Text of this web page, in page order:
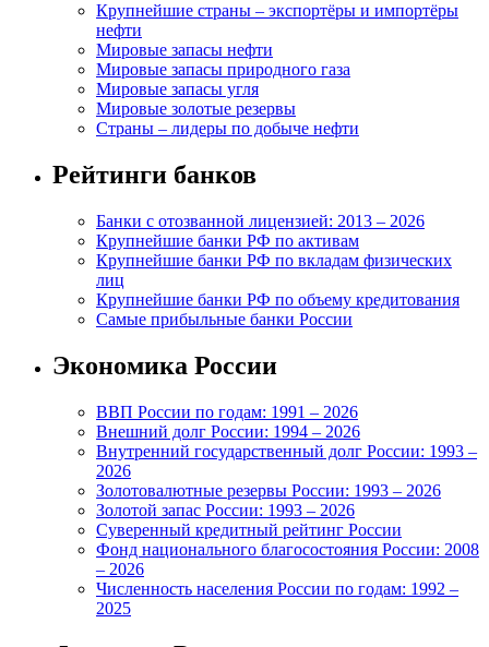
Крупнейшие страны – экспортёры и импортёры
нефти
Мировые запасы нефти
Мировые запасы природного газа
Мировые запасы угля
Мировые золотые резервы
Страны – лидеры по добыче нефти
Рейтинги банков
Банки с отозванной лицензией: 2013 – 2026
Крупнейшие банки РФ по активам
Крупнейшие банки РФ по вкладам физических
лиц
Крупнейшие банки РФ по объему кредитования
Самые прибыльные банки России
Экономика России
ВВП России по годам: 1991 – 2026
Внешний долг России: 1994 – 2026
Внутренний государственный долг России: 1993 –
2026
Золотовалютные резервы России: 1993 – 2026
Золотой запас России: 1993 – 2026
Суверенный кредитный рейтинг России
Фонд национального благосостояния России: 2008
– 2026
Численность населения России по годам: 1992 –
2025